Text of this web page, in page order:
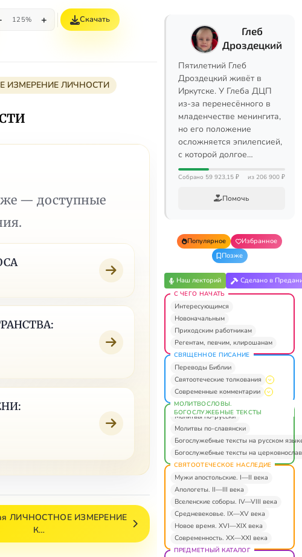
125% + Скачать
ИЗМЕРЕНИЕ ЛИЧНОСТИ
— доступные
ЛИЧНОСТНОЕ ИЗМЕРЕНИЕ
К…
Глеб
Дроздецкий
Пятилетний Глеб
Дроздецкий живёт в
Иркутске. У Глеба ДЦП
из-за перенесённого в
младенчестве менингита,
но его положение
осложняется эпилепсией,
с которой долгое…
Собрано 59 923,15 ₽ из 206 900 ₽
Помочь
Популярное
Избранное
Позже
Наш лекторий Сделано в
С ЧЕГО НАЧАТЬ
Интересующимся
Новоначальным
Приходским работникам
Регентам, певчим, клирошанам
СВЯЩЕННОЕ ПИСАНИЕ
Переводы Библии
Святоотеческие толкования
Современные комментарии
МОЛИТВОСЛОВЫ.
БОГОСЛУЖЕБНЫЕ ТЕКСТЫ
Молитвы по-русски
Молитвы по-славянски
Богослужебные тексты на русском
Богослужебные тексты на
СВЯТООТЕЧЕСКОЕ НАСЛЕДИЕ
Мужи апостольские. I—II века
Апологеты. II—III века
Вселенские соборы. IV—VIII века
Средневековье. IX—XV века
Новое время. XVI—XIX века
Современность. XX—XXI века
ПРЕДМЕТНЫЙ КАТАЛОГ